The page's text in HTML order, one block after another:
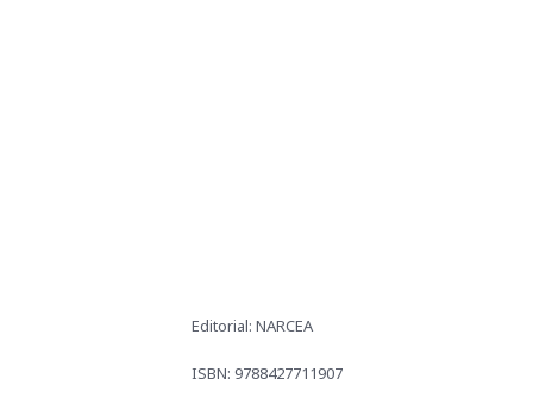
Editorial: NARCEA
ISBN: 9788427711907